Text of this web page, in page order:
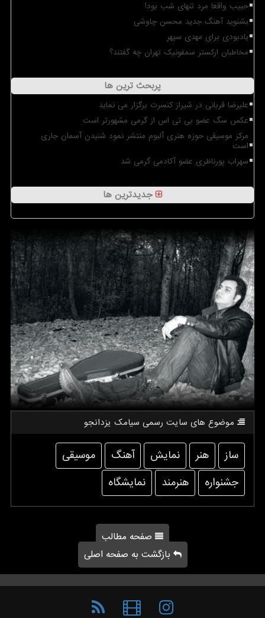
حبیب واقعا مرد تنهای شب بود!
بشنوید آهنگ جدید محسن چاوشی
یادبودی برای مهدی سپهر
مخاطبان ارکستر سمفونیک تهران چه گفتند؟
پربحث ترین ها
علیرضا قربانی در شیراز کنسرت برگزار می نماید
عکس سگ عضو بی تی اس از گرمی مشهورتر است
مرکز موسیقی حوزه هنری آلبوم منتشر نمود شنیدن آسمان جاری
است
سهراب پورناظری عضو آکادمی گرمی شد
جدیدترین ها
موضوع های سایت رسمی سیامك یزدانجو
ساز هنر نمایش آهنگ
موسیقی
جشنواره
هنرمند نمایشگاه
صفحه مطالب
بازگشت به صفحه اصلی